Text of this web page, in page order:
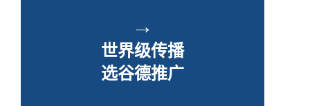
→
世界级传播
选谷德推广